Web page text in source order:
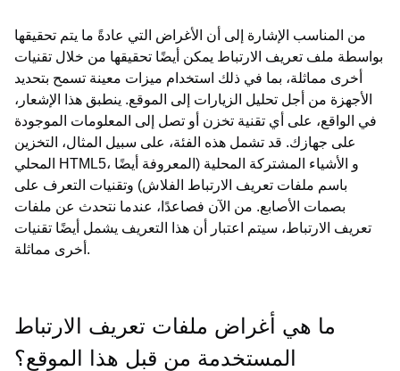
من المناسب الإشارة إلى أن الأغراض التي عادةً ما يتم تحقيقها
بواسطة ملف تعريف الارتباط يمكن أيضًا تحقيقها من خلال تقنيات
أخرى مماثلة، بما في ذلك استخدام ميزات معينة تسمح بتحديد
الأجهزة من أجل تحليل الزيارات إلى الموقع. ينطبق هذا الإشعار،
في الواقع، على أي تقنية تخزن أو تصل إلى المعلومات الموجودة
على جهازك. قد تشمل هذه الفئة، على سبيل المثال، التخزين
المحلي HTML5، و الأشياء المشتركة المحلية (المعروفة أيضًا
باسم ملفات تعريف الارتباط الفلاش) وتقنيات التعرف على
بصمات الأصابع. من الآن فصاعدًا، عندما نتحدث عن ملفات
تعريف الارتباط، سيتم اعتبار أن هذا التعريف يشمل أيضًا تقنيات
أخرى مماثلة.
ما هي أغراض ملفات تعريف الارتباط
المستخدمة من قبل هذا الموقع؟